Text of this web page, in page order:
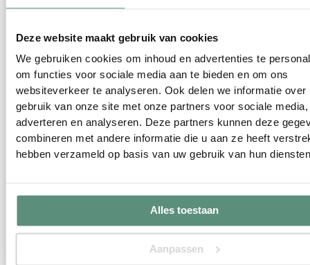
Deze website maakt gebruik van cookies
We gebruiken cookies om inhoud en advertenties te
om functies voor sociale media aan te bieden en om ons
websiteverkeer te analyseren. Ook delen we informatie over
gebruik van onze site met onze partners voor sociale media,
adverteren en analyseren. Deze partners kunnen deze
combineren met andere informatie die u aan ze heeft
hebben verzameld op basis van uw gebruik van hun
Alles toestaan
Aanpassen